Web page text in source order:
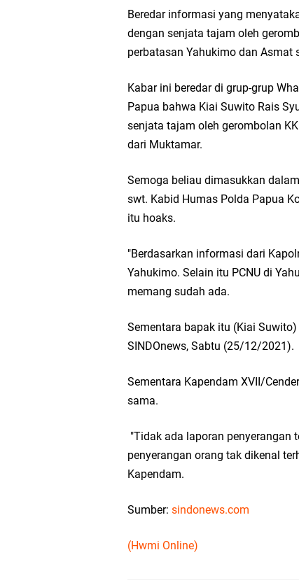
Beredar informasi yang
dengan senjata tajam oleh
perbatasan Yahukimo dan Asmat
Kabar ini beredar di grup-grup
Papua bahwa Kiai Suwito Rais
senjata tajam oleh gerombolan
dari Muktamar.
Semoga beliau dimasukkan
swt. Kabid Humas Polda Papua
itu hoaks.
"Berdasarkan informasi dari
Yahukimo. Selain itu PCNU di
memang sudah ada.
Sementara bapak itu (Kiai
SINDOnews, Sabtu (25/12/2021).
Sementara Kapendam XVII/
sama.
"Tidak ada laporan penyerangan
penyerangan orang tak dikenal
Kapendam.
Sumber: sindonews.com
(Hwmi Online)